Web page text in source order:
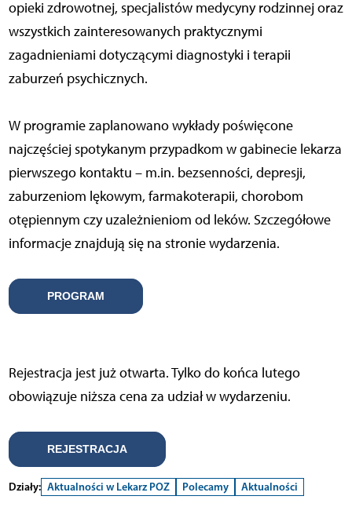
opieki zdrowotnej, specjalistów medycyny rodzinnej oraz
wszystkich zainteresowanych praktycznymi
zagadnieniami dotyczącymi diagnostyki i terapii
zaburzeń psychicznych.
W programie zaplanowano wykłady poświęcone
najczęściej spotykanym przypadkom w gabinecie lekarza
pierwszego kontaktu – m.in. bezsenności, depresji,
zaburzeniom lękowym, farmakoterapii, chorobom
otępiennym czy uzależnieniom od leków. Szczegółowe
informacje znajdują się na stronie wydarzenia.
PROGRAM
Rejestracja jest już otwarta. Tylko do końca lutego
obowiązuje niższa cena za udział w wydarzeniu.
REJESTRACJA
Działy: Aktualności w Lekarz POZ Polecamy
Aktualności